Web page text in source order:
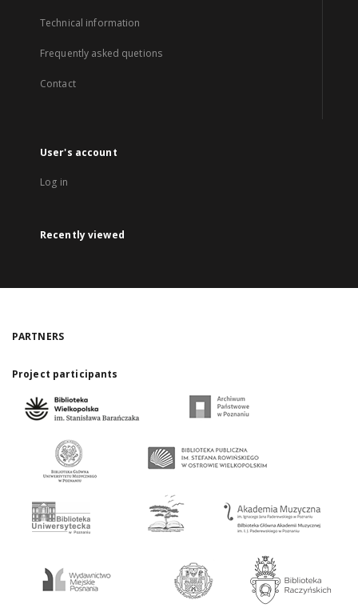
Technical information
Frequently asked quetions
Contact
User's account
Log in
Recently viewed
PARTNERS
Project participants